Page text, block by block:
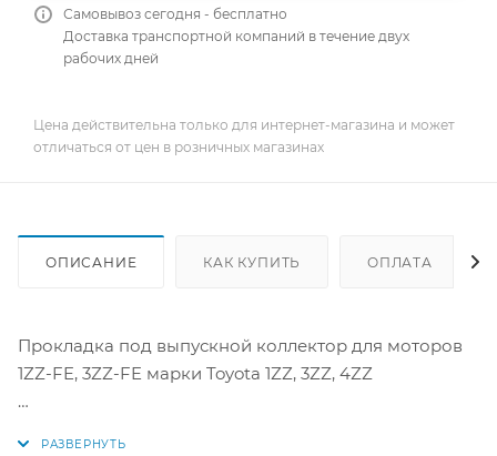
Самовывоз сегодня - бесплатно
Доставка транспортной компаний в течение двух
рабочих дней
Цена действительна только для интернет-магазина и может
отличаться от цен в розничных магазинах
ОПИСАНИЕ КАК КУПИТЬ ОПЛАТА
Прокладка под выпускной коллектор для моторов
1ZZ-FE, 3ZZ-FE марки Toyota 1ZZ, 3ZZ, 4ZZ